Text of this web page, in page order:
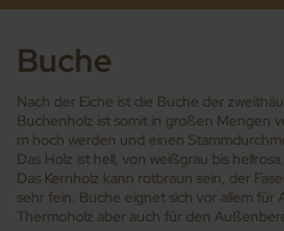
Buche
Nach der Eiche ist die Buche der
Buchenholz ist somit in großen Mengen
m hoch werden und einen
Das Holz ist hell, von weißgrau bis
Das Kernholz kann rotbraun sein, der
sehr fein. Buche eignet sich vor allem für
Thermoholz aber auch für den